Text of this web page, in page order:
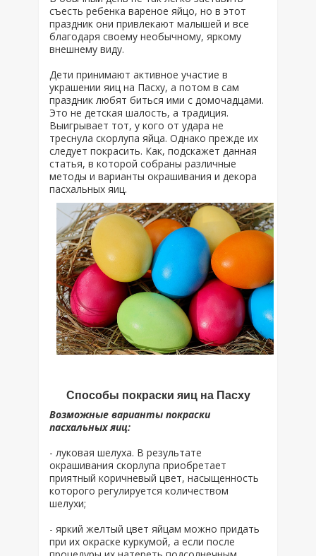
съесть ребенка вареное яйцо, но в этот
праздник они привлекают малышей и все
благодаря своему необычному, яркому
внешнему виду.
Дети принимают активное участие в
украшении яиц на Пасху, а потом в сам
праздник любят биться ими с домочадцами.
Это не детская шалость, а традиция.
Выигрывает тот, у кого от удара не
треснула скорлупа яйца. Однако прежде их
следует покрасить. Как, подскажет данная
статья, в которой собраны различные
методы и варианты окрашивания и декора
пасхальных яиц.
Способы покраски яиц на Пасху
Возможные варианты покраски
пасхальных яиц:
- луковая шелуха. В результате
окрашивания скорлупа приобретает
приятный коричневый цвет, насыщенность
которого регулируется количеством
шелухи;
- яркий желтый цвет яйцам можно придать
при их окраске куркумой, а если после